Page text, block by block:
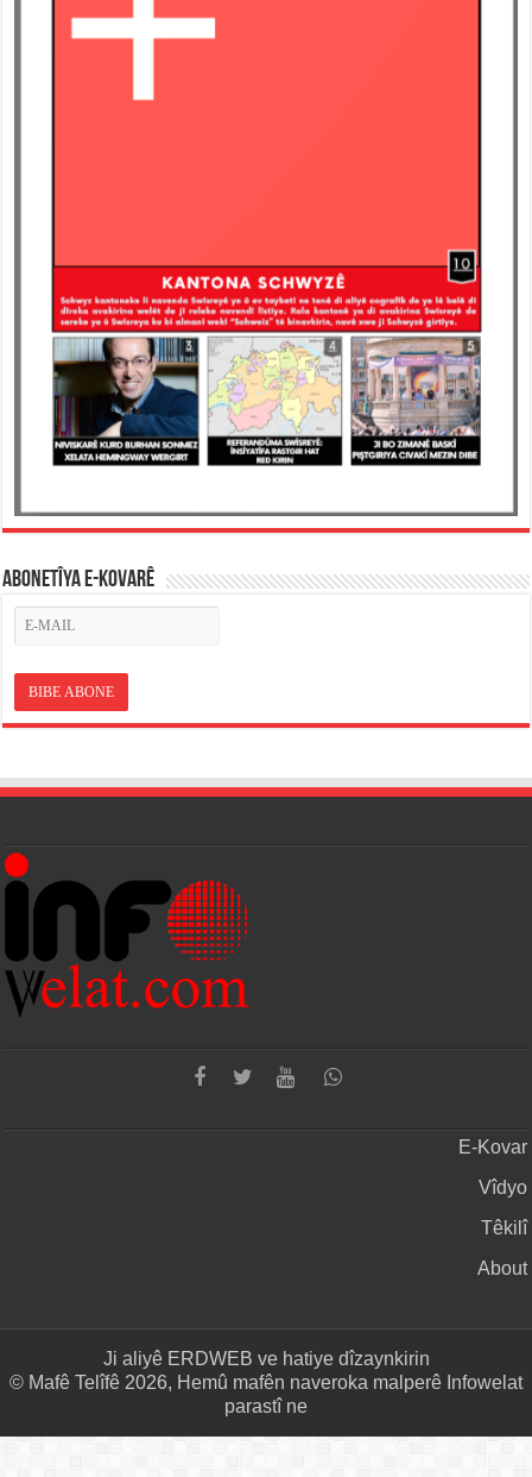
ABONETÎYA E-KOVARÊ
E-Kovar
Vîdyo
Têkilî
About
Ji aliyê ERDWEB ve hatiye dîzaynkirin
© Mafê Telîfê 2026, Hemû mafên naveroka malperê Infowelat
parastî ne